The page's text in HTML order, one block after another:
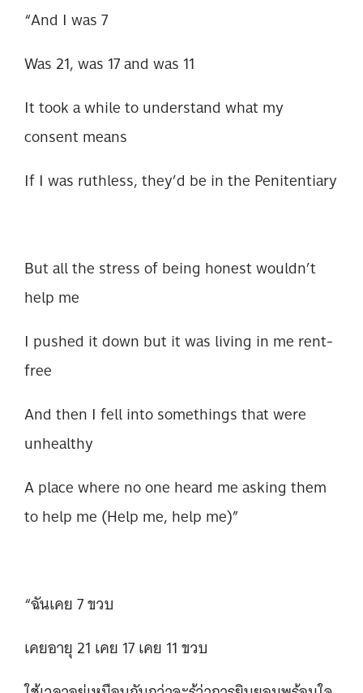
“And I was 7
Was 21, was 17 and was 11
It took a while to understand what my
consent means
If I was ruthless, they’d be in the Penitentiary
But all the stress of being honest wouldn’t
help me
I pushed it down but it was living in me rent-
free
And then I fell into somethings that were
unhealthy
A place where no one heard me asking them
to help me (Help me, help me)”
“ฉันเคย 7 ขวบ
เคยอายุ 21 เคย 17 เคย 11 ขวบ